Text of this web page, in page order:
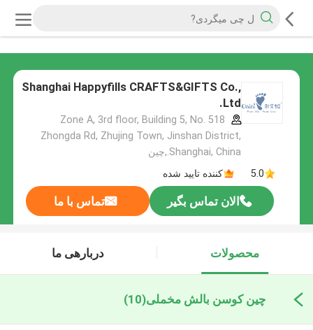
Shanghai Happyfills CRAFTS&GIFTS Co.,
Ltd.
Zone A, 3rd floor, Building 5, No. 518
Zhongda Rd, Zhujing Town, Jinshan District,
Shanghai, China.,چین
5.0
کننده تایید شده
الان تماس بگیر تماس با ما
محصولات دربارهی ما
چین کوسن بالش مخملی(10)